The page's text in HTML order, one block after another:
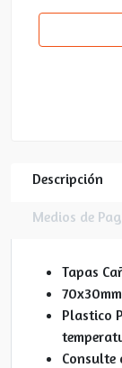
Descripción
Medios de
Tapas
70x30mm
Plastico
Consulte